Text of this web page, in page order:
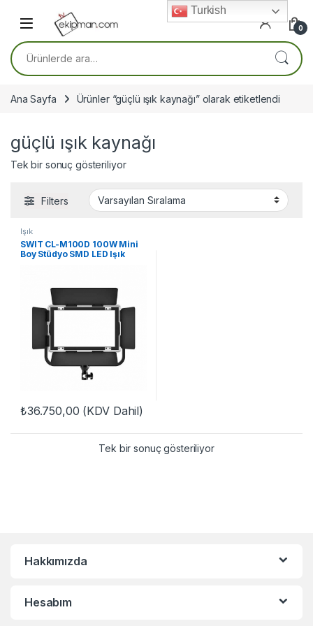
0
Ara:
Ana Sayfa Ürünler “güçlü ışık kaynağı” olarak etiketlendi
güçlü ışık kaynağı
Tek bir sonuç gösteriliyor
Filters
Işık
SWIT CL-M100D 100W Mini
Boy Stüdyo SMD LED Işık
₺36.750,00 (KDV Dahil)
Tek bir sonuç gösteriliyor
Hakkımızda
Hesabım
Turkish